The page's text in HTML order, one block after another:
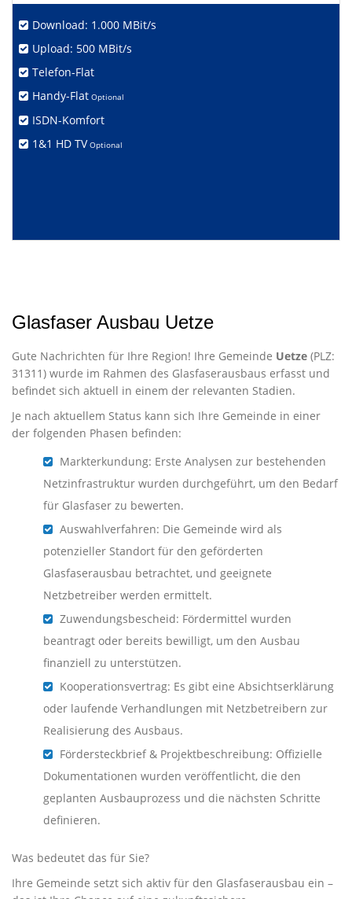
Download: 1.000 MBit/s
Upload: 500 MBit/s
Telefon-Flat
Handy-Flat Optional
ISDN-Komfort
1&1 HD TV Optional
Glasfaser Ausbau Uetze
Gute Nachrichten für Ihre Region! Ihre Gemeinde Uetze (PLZ:
31311) wurde im Rahmen des Glasfaserausbaus erfasst und
befindet sich aktuell in einem der relevanten Stadien.
Je nach aktuellem Status kann sich Ihre Gemeinde in einer
der folgenden Phasen befinden:
Markterkundung: Erste Analysen zur bestehenden
Netzinfrastruktur wurden durchgeführt, um den Bedarf
für Glasfaser zu bewerten.
Auswahlverfahren: Die Gemeinde wird als
potenzieller Standort für den geförderten
Glasfaserausbau betrachtet, und geeignete
Netzbetreiber werden ermittelt.
Zuwendungsbescheid: Fördermittel wurden
beantragt oder bereits bewilligt, um den Ausbau
finanziell zu unterstützen.
Kooperationsvertrag: Es gibt eine Absichtserklärung
oder laufende Verhandlungen mit Netzbetreibern zur
Realisierung des Ausbaus.
Fördersteckbrief & Projektbeschreibung: Offizielle
Dokumentationen wurden veröffentlicht, die den
geplanten Ausbauprozess und die nächsten Schritte
definieren.
Was bedeutet das für Sie?
Ihre Gemeinde setzt sich aktiv für den Glasfaserausbau ein –